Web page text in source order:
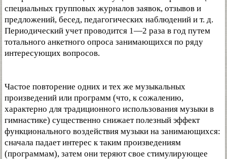
специальных групповых журналов заявок, отзывов и
предложений, бесед, педагогических наблюдений и т. д.
Периодический учет проводится 1—2 раза в год путем
тотального анкетного опроса занимающихся по ряду
интересующих вопросов.
Частое повторение одних и тех же музыкальных
произведений или программ (что, к сожалению,
характерно для традиционного использования музыки в
гимнастике) существенно снижает полезный эффект
функционального воздействия музыки на занимающихся:
сначала падает интерес к таким произведениям
(программам), затем они теряют свое стимулирующее